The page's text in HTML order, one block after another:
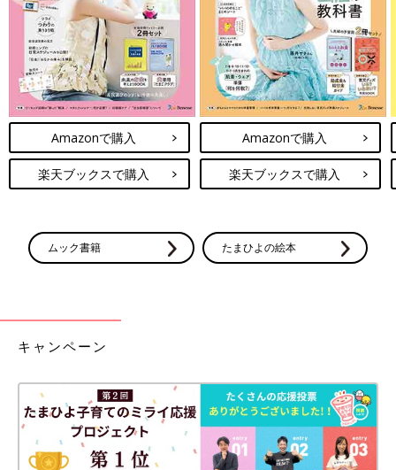
Amazonで購入
楽天ブックスで購入
Amazonで購入
楽天ブックスで購入
ムック書籍 たまひよの絵本
キャンペーン